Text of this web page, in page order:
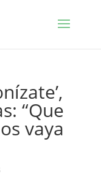
“Que
vaya